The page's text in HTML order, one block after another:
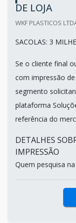
DE LOJA
WKF PLASTICOS
SACOLAS: 3
Se o cliente final
com impressão
segmento
plataforma
referência do
DETALHES
IMPRESSÃO
Quem pesquisa